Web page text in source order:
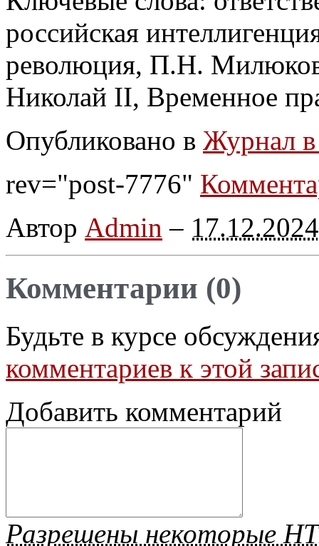
российская
революция, П.Н.
Николай II, Временное
Опубликовано в Журнал в
rev="post-7776"
Автор Admin – 17.12.2024
Комментарии (0)
Будьте в курсе
комментариев к этой
Добавить комментарий
Разрешены некоторые